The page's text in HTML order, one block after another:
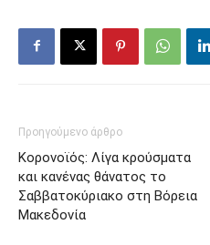
Προηγούμενο άρθρο
Κορονοϊός: Λίγα κρούσματα
και κανένας θάνατος το
Σαββατοκύριακο στη Βόρεια
Μακεδονία